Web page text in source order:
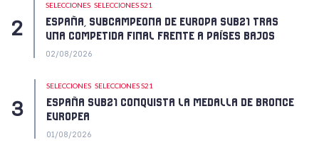
SELECCIONES SELECCIONES S21
ESPAÑA, SUBCAMPEONA DE EUROPA SUB21 TRAS
UNA COMPETIDA FINAL FRENTE A PAÍSES BAJOS
02/08/2026
SELECCIONES SELECCIONES S21
ESPAÑA SUB21 CONQUISTA LA MEDALLA DE BRONCE
EUROPEA
01/08/2026